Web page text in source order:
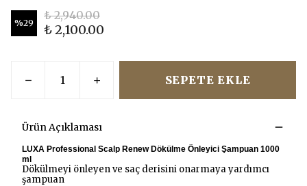
%29
₺ 2,940.00
₺ 2,100.00
SEPETE EKLE
Ürün Açıklaması
LUXA Professional Scalp Renew Dökülme Önleyici Şampuan 1000
ml
Dökülmeyi önleyen ve saç derisini onarmaya yardımcı
şampuan